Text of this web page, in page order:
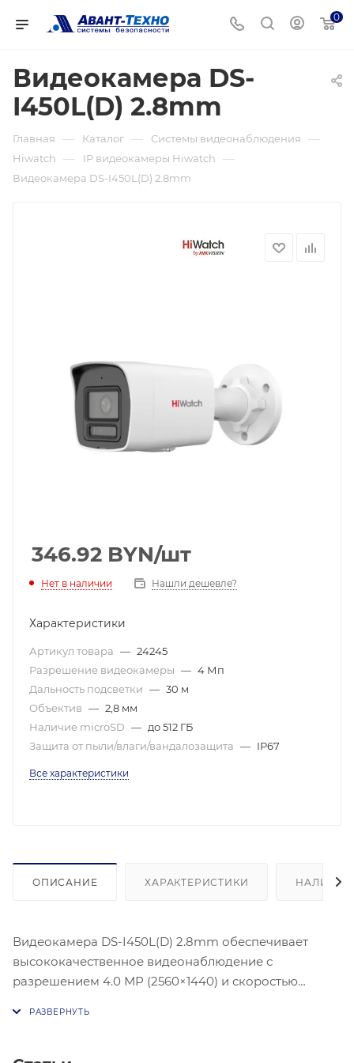
0
Видеокамера DS-
I450L(D) 2.8mm
Главная — Каталог — Системы видеонаблюдения —
Hiwatch — IP видеокамеры Hiwatch —
Видеокамера DS-I450L(D) 2.8mm
346.92 BYN/шт
Нет в наличии Нашли дешевле?
Характеристики
Артикул товара — 24245
Разрешение видеокамеры — 4 Мп
Дальность подсветки — 30 м
Объектив — 2,8 мм
Наличие microSD — до 512 ГБ
Защита от пыли/влаги/вандалозащита — IP67
Все характеристики
ОПИСАНИЕ ХАРАКТЕРИСТИКИ НАЛИЧИЕ
Видеокамера DS-I450L(D) 2.8mm обеспечивает
высококачественное видеонаблюдение с
разрешением 4.0 МР (2560×1440) и скоростью